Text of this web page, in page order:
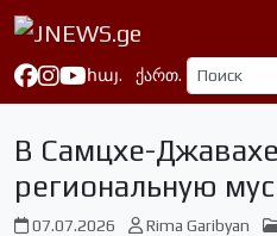
հայ. ქართ.
В Самцхе-
региональную
07.07.2026 Rima Garibyan